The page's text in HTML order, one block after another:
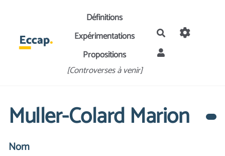
Aller au contenu principalDéfinitions
Expérimentations
Propositions
[Controverses à venir]
Rechercher
Muller-Colard Marion
Nom